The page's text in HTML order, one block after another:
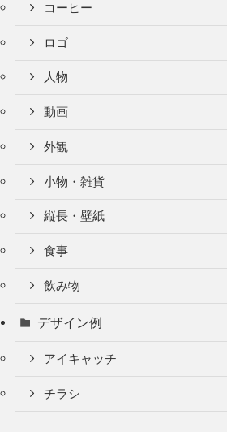
コーヒー
ロゴ
人物
動画
外観
小物・雑貨
縦長・壁紙
食事
飲み物
デザイン例
アイキャッチ
チラシ